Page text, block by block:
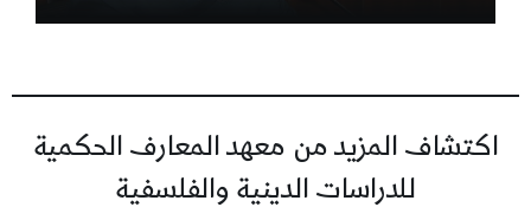
اكتشاف المزيد من معهد المعارف الحكمية
للدراسات الدينية والفلسفية